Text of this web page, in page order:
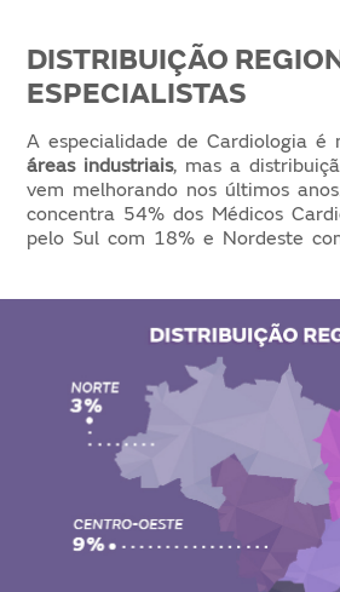
DISTRIBUIÇÃO
ESPECIALISTAS
A especialidade de Cardiologia
áreas industriais, mas a
vem melhorando nos últimos
concentra 54% dos Médicos
pelo Sul com 18% e Nordeste